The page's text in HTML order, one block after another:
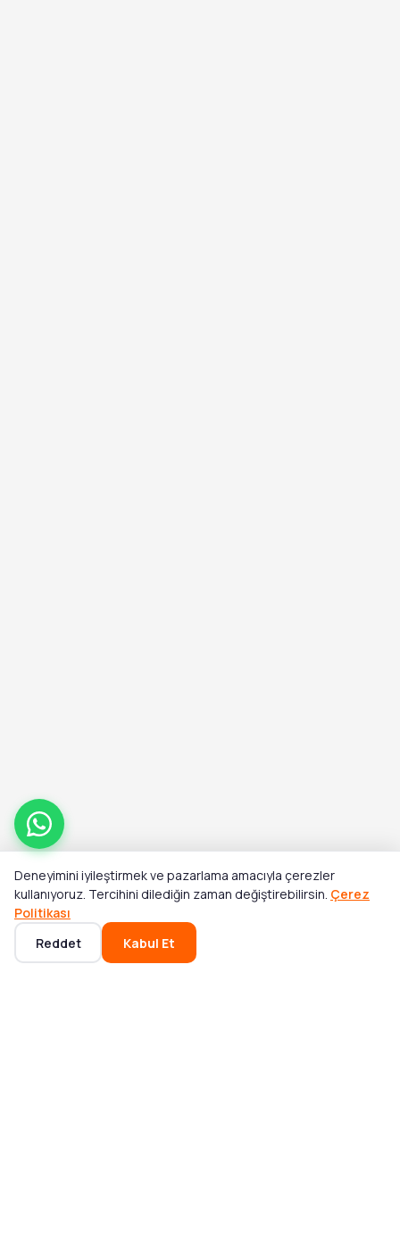
Ana Sayfa Kategoriler Sepet
Deneyimini iyileştirmek ve pazarlama amacıyla çerezler
kullanıyoruz. Tercihini dilediğin zaman değiştirebilirsin. Çerez
Politikası
Reddet
Kabul Et